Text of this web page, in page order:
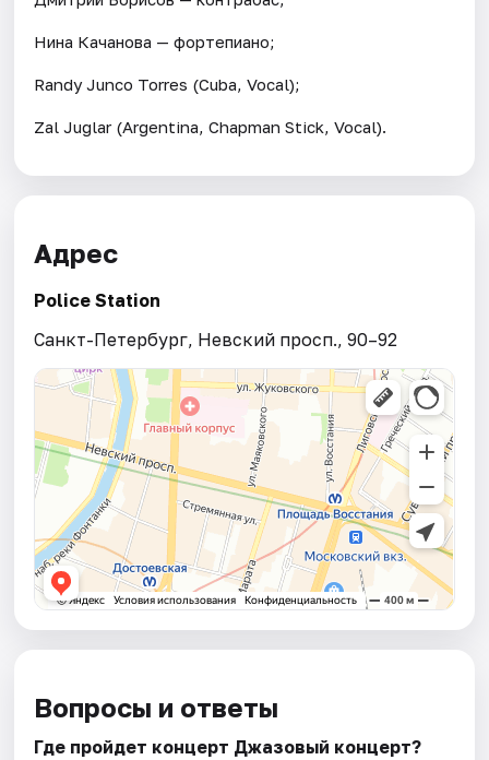
Нина Качанова — фортепиано;
Randy Junco Torres (Cuba, Vocal);
Zal Juglar (Argentina, Chapman Stick, Vocal).
Адрес
Police Station
Санкт-Петербург, Невский просп., 90–92
Вопросы и ответы
Где пройдет концерт Джазовый концерт?